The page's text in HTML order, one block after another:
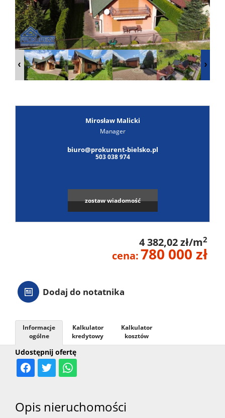
Zgłoś
ofertę
Leaflet
Mirosław Malicki
Manager
biuro@prokurent-bielsko.pl
503 038 974
zostaw wiadomość
4 382,02 zł/m2
cena:780 000 zł
Dodaj do notatnika
Udostępnij ofertę
Informacje
ogólne
Kalkulator
kredytowy
Kalkulator
kosztów
Opis nieruchomości